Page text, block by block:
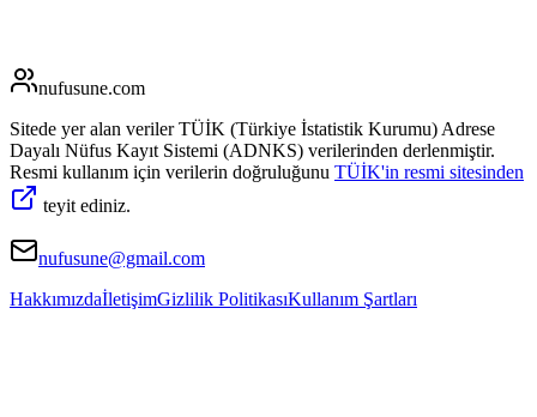
nufusune.com
Sitede yer alan veriler TÜİK (Türkiye İstatistik Kurumu) Adrese
Dayalı Nüfus Kayıt Sistemi (ADNKS) verilerinden derlenmiştir.
Resmi kullanım için verilerin doğruluğunu TÜİK'in resmi sitesinden
teyit ediniz.
nufusune@gmail.com
HakkımızdaİletişimGizlilik PolitikasıKullanım Şartları